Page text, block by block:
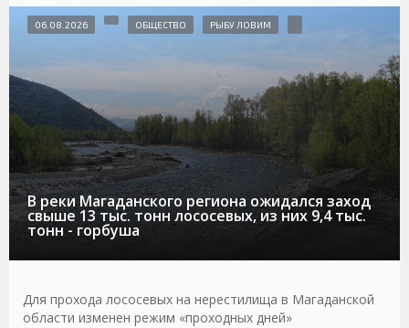
В реки Магаданского региона ожидался заход
свыше 13 тыс. тонн лососевых, из них 9,4 тыс.
тонн - горбуша
06.08.2026 ОБЩЕСТВО РЫБУ ЛОВИМ
Для прохода лососевых на нерестилища в Магаданской
области изменен режим «проходных дней»